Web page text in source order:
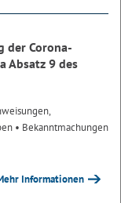
der Corona-
Absatz 9 des
• Bekanntmachungen
Informationen